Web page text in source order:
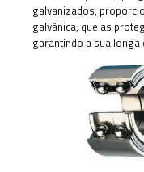
galvanizados,
galvânica, que as
garantindo a sua